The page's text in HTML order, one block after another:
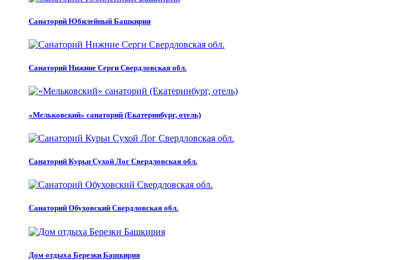
Санаторий Юбилейный Башкирия
Санаторий Нижние Серги Свердловская обл.
«Мельковский» санаторий (Екатеринбург, отель)
Санаторий Курьи Сухой Лог Свердловская обл.
Санаторий Обуховский Свердловская обл.
Дом отдыха Березки Башкирия